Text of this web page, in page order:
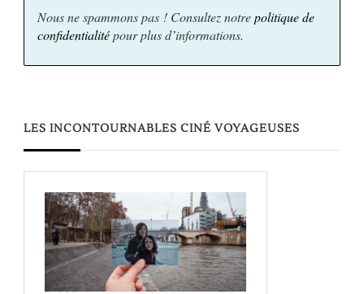
Nous ne spammons pas ! Consultez notrepolitique de
confidentialitépour plus d’informations.
LES INCONTOURNABLES CINÉ VOYAGEUSES